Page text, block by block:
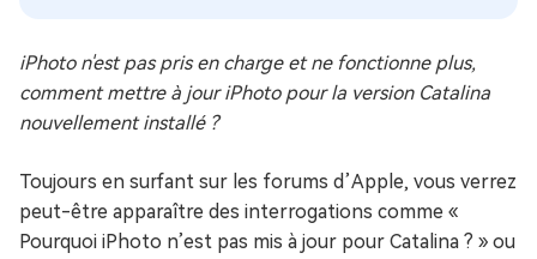
iPhoto n'est pas pris en charge et ne fonctionne plus,
comment mettre à jour iPhoto pour la version Catalina
nouvellement installé ?
Toujours en surfant sur les forums d’Apple, vous verrez
peut-être apparaître des interrogations comme «
Pourquoi iPhoto n’est pas mis à jour pour Catalina ? » ou